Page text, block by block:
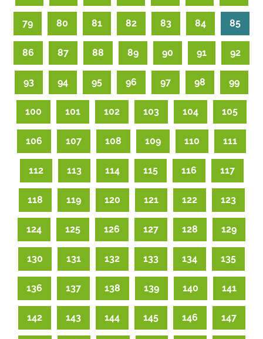
79 80 81 82 83 84 85
86 87 88 89 90 91 92
93 94 95 96 97 98 99
100 101 102 103 104 105
106 107 108 109 110 111
112 113 114 115 116 117
118 119 120 121 122 123
124 125 126 127 128 129
130 131 132 133 134 135
136 137 138 139 140 141
142 143 144 145 146 147